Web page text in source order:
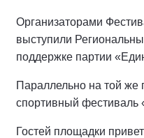
Организаторами
выступили
поддержке партии
Параллельно на той
спортивный фестиваль
Гостей площадки